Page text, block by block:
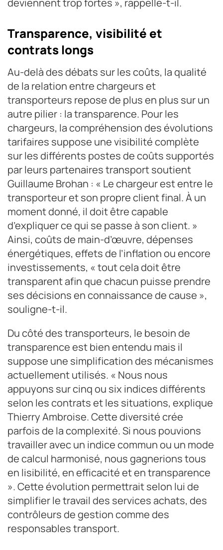
deviennent trop fortes », rappelle-t-il.
Transparence, visibilité et
contrats longs
Au-delà des débats sur les coûts, la qualité
de la relation entre chargeurs et
transporteurs repose de plus en plus sur un
autre pilier : la transparence. Pour les
chargeurs, la compréhension des évolutions
tarifaires suppose une visibilité complète
sur les différents postes de coûts supportés
par leurs partenaires transport soutient
Guillaume Brohan : « Le chargeur est entre le
transporteur et son propre client final. À un
moment donné, il doit être capable
d’expliquer ce qui se passe à son client. »
Ainsi, coûts de main-d’œuvre, dépenses
énergétiques, effets de l’inflation ou encore
investissements, « tout cela doit être
transparent afin que chacun puisse prendre
ses décisions en connaissance de cause »,
souligne-t-il.
Du côté des transporteurs, le besoin de
transparence est bien entendu mais il
suppose une simplification des mécanismes
actuellement utilisés. « Nous nous
appuyons sur cinq ou six indices différents
selon les contrats et les situations, explique
Thierry Ambroise. Cette diversité crée
parfois de la complexité. Si nous pouvions
travailler avec un indice commun ou un mode
de calcul harmonisé, nous gagnerions tous
en lisibilité, en efficacité et en transparence
». Cette évolution permettrait selon lui de
simplifier le travail des services achats, des
contrôleurs de gestion comme des
responsables transport.